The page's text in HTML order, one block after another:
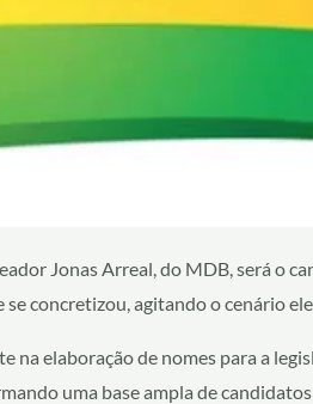
Jonas Arreal, do MDB, será o
concretizou, agitando o cenário
na elaboração de nomes para a
uma base ampla de